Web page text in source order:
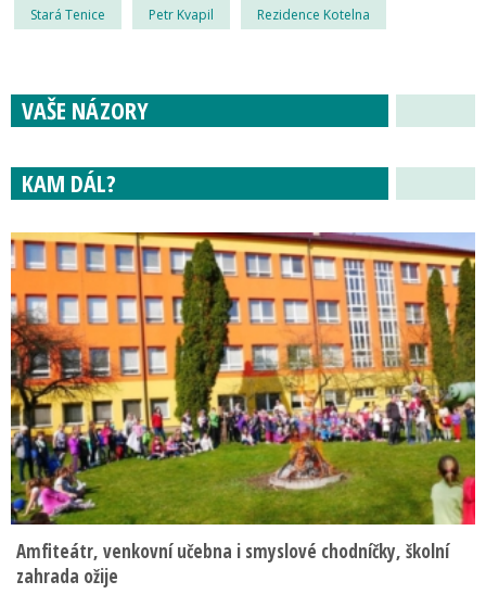
Stará Tenice Petr Kvapil Rezidence Kotelna
VAŠE NÁZORY
KAM DÁL?
Amfiteátr, venkovní učebna i smyslové chodníčky, školní
zahrada ožije